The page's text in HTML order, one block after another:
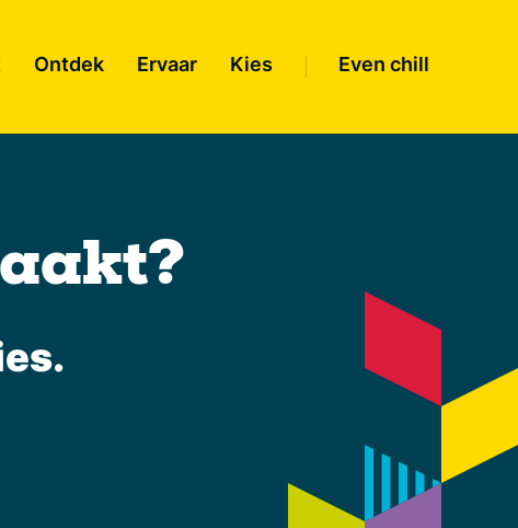
Ontdek Ervaar Kies Even chill